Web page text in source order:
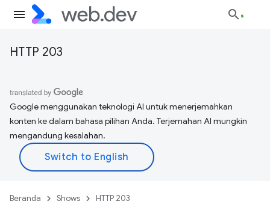
HTTP 203
Google menggunakan teknologi AI untuk menerjemahkan
konten ke dalam bahasa pilihan Anda. Terjemahan AI mungkin
mengandung kesalahan.
Beranda Shows HTTP 203